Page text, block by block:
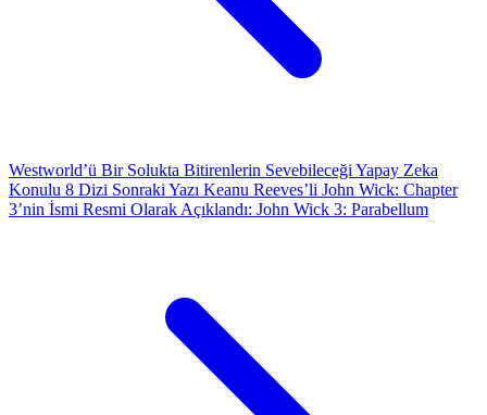
Westworld’ü Bir Solukta Bitirenlerin Sevebileceği Yapay Zeka
Konulu 8 Dizi Sonraki Yazı Keanu Reeves’li John Wick: Chapter
3’nin İsmi Resmi Olarak Açıklandı: John Wick 3: Parabellum